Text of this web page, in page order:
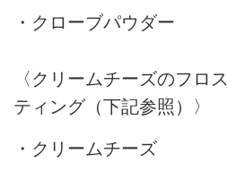
・クローブパウダー
〈クリームチーズのフロス
ティング（下記参照）〉
・クリームチーズ